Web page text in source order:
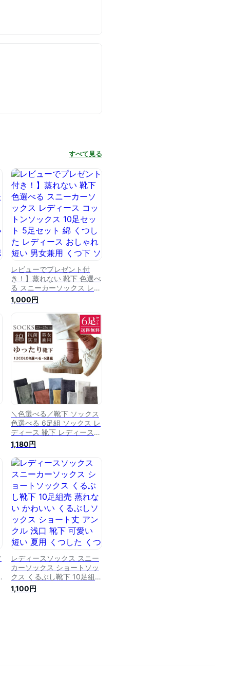
すべて見る
レビューでプレゼント付
き！】蒸れない 靴下 色選べ
る スニーカーソックス レデ
ィース コットンソックス 10
足セット 5足セット 綿 くつ
した レディース おしゃれ
短い 男女兼用 くつ下 ソッ
クス 室内 スーポツ アウト
ドア 脱げない くるぶし ア
ボカド 熊 フリル カバー丈
1,000円
＼色選べる／靴下 ソックス
色選べる 6足組 ソックス レ
ディース 靴下 レディース
春夏秋冬 シンプル カラフル
ソックス おしゃれ 綿 クル
ーソックス カジュアルソッ
クス 人気靴下 男女兼用 く
つした 長め 蒸れない 春夏
秋冬 アウトドア靴下22-
25cm
1,180円
レディースソックス スニー
カーソックス ショートソッ
クス くるぶし靴下 10足組売
蒸れない かわいい くるぶし
ソックス ショート丈 アンク
1,100円